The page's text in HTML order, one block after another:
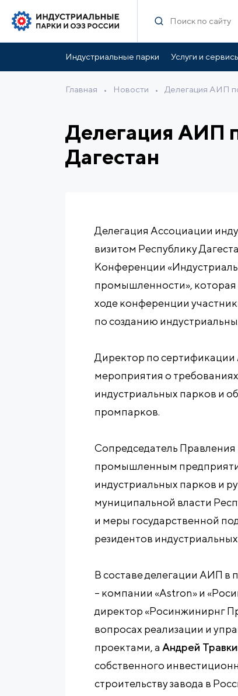
Индустриальные парки Услуги и
Главная • Новости • Делегация АИП
Делегация АИП
Дагестан
Делегация Ассоциации
визитом Республику
Конференции
промышленности», которая
ходе конференции
по созданию
Директор по
мероприятия о
индустриальных парков и
промпарков.
Сопредседатель Правления
промышленным
индустриальных парков и
муниципальной власти
и меры государственной
резидентов
В составе делегации АИП в
– компании «Astron» и
директор «Росинжинирнг
вопросах реализации и
проектами, а Андрей
собственного
строительству завода в